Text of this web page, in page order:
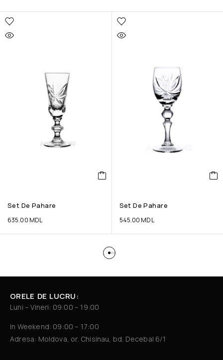
Set De Pahare
635.00 MDL
Set De Pahare
545.00 MDL
ORELE DE LUCRU:
Luni – Vineri: 09:00 – 19:00
In Weekend: 09:00 – 17:00
Adresa: Moldova, or. Chisinau, bd. Decebal 6/1